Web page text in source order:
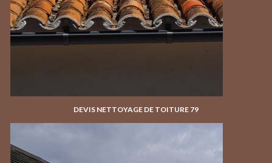
DEVIS NETTOYAGE DE TOITURE 79